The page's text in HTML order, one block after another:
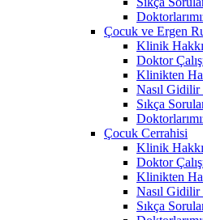
Çocuk ve Ergen
Klinik
Doktor
Klinikten
Nasıl Gidilir
Sıkça
Çocuk Cerrahisi
Klinik
Doktor
Klinikten
Nasıl Gidilir
Sıkça